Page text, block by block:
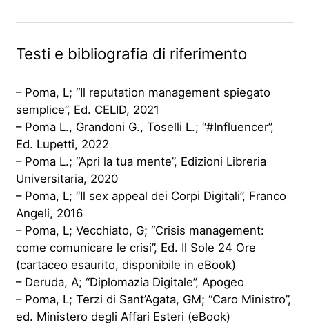
Testi e bibliografia di riferimento
– Poma, L; “Il reputation management spiegato
semplice”, Ed. CELID, 2021
– Poma L., Grandoni G., Toselli L.; “#Influencer”,
Ed. Lupetti, 2022
– Poma L.; “Apri la tua mente”, Edizioni Libreria
Universitaria, 2020
– Poma, L; “Il sex appeal dei Corpi Digitali”, Franco
Angeli, 2016
– Poma, L; Vecchiato, G; “Crisis management:
come comunicare le crisi”, Ed. Il Sole 24 Ore
(cartaceo esaurito, disponibile in eBook)
– Deruda, A; “Diplomazia Digitale”, Apogeo
– Poma, L; Terzi di Sant’Agata, GM; “Caro Ministro”,
ed. Ministero degli Affari Esteri (eBook)